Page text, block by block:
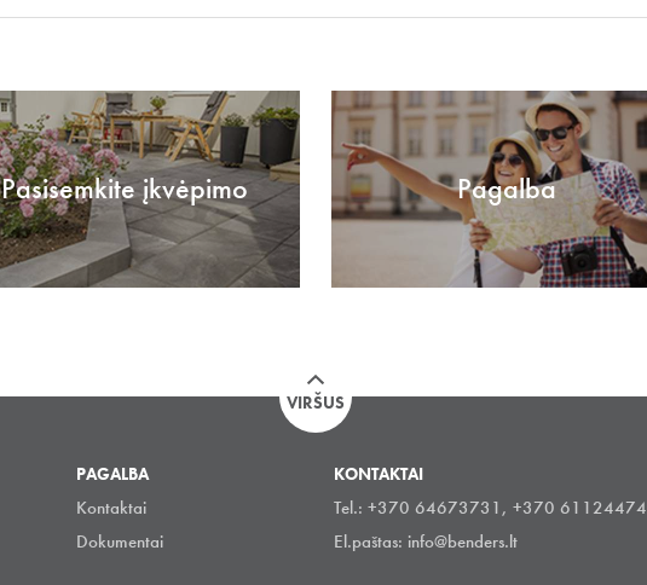
Pasisemkite įkvėpimo Pagalba
VIRŠUS
PAGALBA
Kontaktai
Dokumentai
KONTAKTAI
Tel.: +370 64673731, +370 61124474
El.paštas: info@benders.lt